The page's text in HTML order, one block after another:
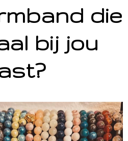
die
bij jou